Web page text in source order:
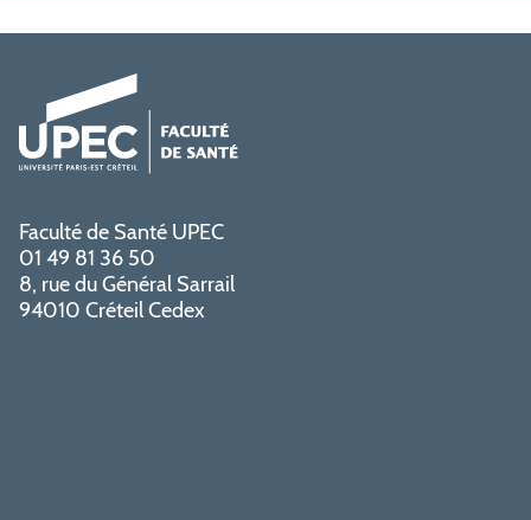
Faculté de Santé UPEC
01 49 81 36 50
8, rue du Général Sarrail
94010 Créteil Cedex